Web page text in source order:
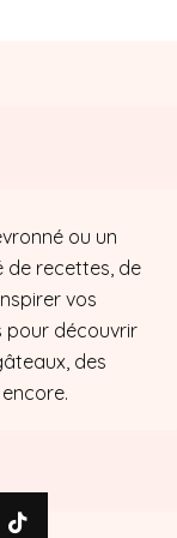
ou un
de recettes, de
vos
pour découvrir
des